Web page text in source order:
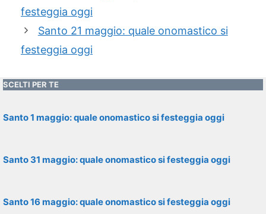
festeggia oggi
Santo 21 maggio: quale onomastico si
festeggia oggi
SCELTI PER TE
Santo 1 maggio: quale onomastico si festeggia oggi
Santo 31 maggio: quale onomastico si festeggia oggi
Santo 16 maggio: quale onomastico si festeggia oggi